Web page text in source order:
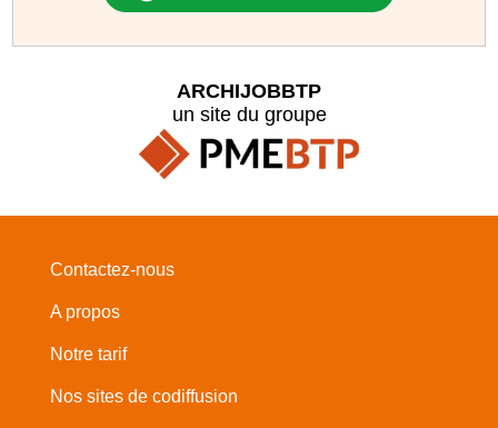
ARCHIJOBBTP
un site du groupe
Contactez-nous
A propos
Notre tarif
Nos sites de codiffusion